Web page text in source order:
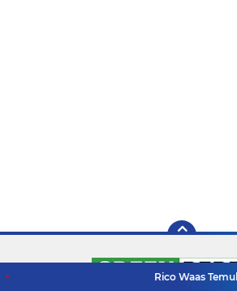
Rico Waas Temukan